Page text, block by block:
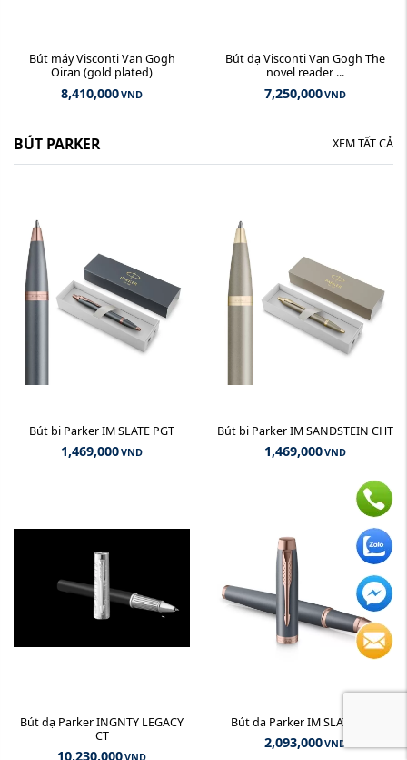
Bút máy Visconti Van Gogh
Oiran (gold plated)
8,410,000VND
Bút dạ Visconti Van Gogh The
novel reader ...
7,250,000VND
BÚT PARKER XEM TẤT CẢ
Bút bi Parker IM SLATE PGT
1,469,000VND
Bút bi Parker IM SANDSTEIN CHT
1,469,000VND
Bút dạ Parker INGNTY LEGACY
CT
10,230,000VND
Bút dạ Parker IM SLATE PGT
2,093,000VND